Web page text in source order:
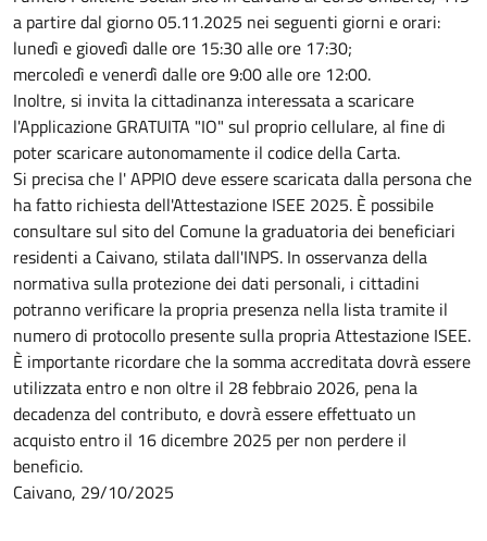
a partire dal giorno 05.11.2025 nei seguenti giorni e orari:
lunedì e giovedì dalle ore 15:30 alle ore 17:30;
mercoledì e venerdì dalle ore 9:00 alle ore 12:00.
Inoltre, si invita la cittadinanza interessata a scaricare
l'Applicazione GRATUITA "IO" sul proprio cellulare, al fine di
poter scaricare autonomamente il codice della Carta.
Si precisa che l' APPIO deve essere scaricata dalla persona che
ha fatto richiesta dell'Attestazione ISEE 2025. È possibile
consultare sul sito del Comune la graduatoria dei beneficiari
residenti a Caivano, stilata dall'INPS. In osservanza della
normativa sulla protezione dei dati personali, i cittadini
potranno verificare la propria presenza nella lista tramite il
numero di protocollo presente sulla propria Attestazione ISEE.
È importante ricordare che la somma accreditata dovrà essere
utilizzata entro e non oltre il 28 febbraio 2026, pena la
decadenza del contributo, e dovrà essere effettuato un
acquisto entro il 16 dicembre 2025 per non perdere il
beneficio.
Caivano, 29/10/2025